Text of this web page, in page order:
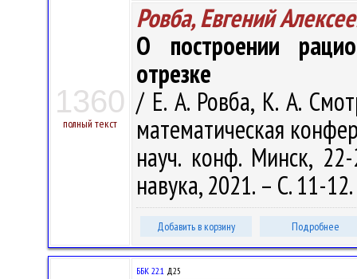
1360
полный текст
Ровба, Евгений
О построении
отрезке
/ Е. А. Ровба, К. А.
математическая
науч. конф. Минск,
навука, 2021. – С. 11-12.
Добавить в корзину Подробнее
ББК 22.1 Д25